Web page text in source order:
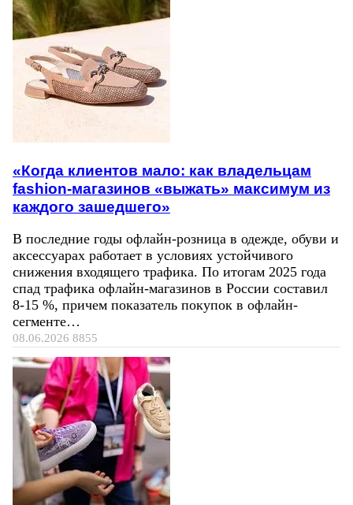
«Когда клиентов мало: как владельцам
fashion-магазинов «выжать» максимум из
каждого зашедшего»
В последние годы офлайн-розница в одежде, обуви и
аксессуарах работает в условиях устойчивого
снижения входящего трафика. По итогам 2025 года
спад трафика офлайн-магазинов в России составил
8-15 %, причем показатель покупок в офлайн-
сегменте…
08.06.2026 8855